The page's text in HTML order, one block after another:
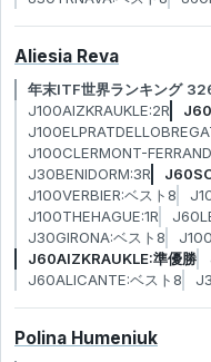
Aliesia Reva
年末ITF世界ランキング
J100AIZKRAUKLE:2R
J100CLERMONT-
J30BENIDORM:3R
J100VERBIER:ベスト8
J100THEHAGUE:1R
J30GIRONA:ベスト8
J60AIZKRAUKLE:準優勝
J60ALICANTE:ベスト8
Polina Humeniuk